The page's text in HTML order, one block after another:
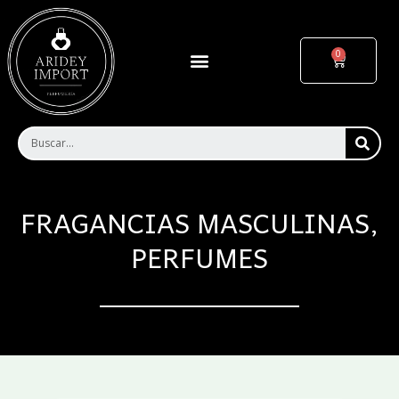
contenido
Menu Cart
FRAGANCIAS MASCULINAS,
PERFUMES